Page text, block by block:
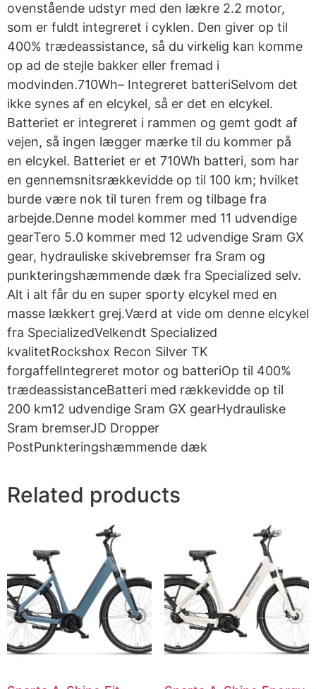
ovenstående udstyr med den lækre 2.2 motor,
som er fuldt integreret i cyklen. Den giver op til
400% trædeassistance, så du virkelig kan komme
op ad de stejle bakker eller fremad i
modvinden.710Wh– Integreret batteriSelvom det
ikke synes af en elcykel, så er det en elcykel.
Batteriet er integreret i rammen og gemt godt af
vejen, så ingen lægger mærke til du kommer på
en elcykel. Batteriet er et 710Wh batteri, som har
en gennemsnitsrækkevidde op til 100 km; hvilket
burde være nok til turen frem og tilbage fra
arbejde.Denne model kommer med 11 udvendige
gearTero 5.0 kommer med 12 udvendige Sram GX
gear, hydrauliske skivebremser fra Sram og
punkteringshæmmende dæk fra Specialized selv.
Alt i alt får du en super sporty elcykel med en
masse lækkert grej.Værd at vide om denne elcykel
fra SpecializedVelkendt Specialized
kvalitetRockshox Recon Silver TK
forgaffelIntegreret motor og batteriOp til 400%
trædeassistanceBatteri med rækkevidde op til
200 km12 udvendige Sram GX gearHydrauliske
Sram bremserJD Dropper
PostPunkteringshæmmende dæk
Related products